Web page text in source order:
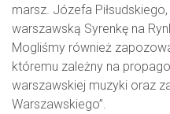
marsz. Józefa
warszawską Syrenkę na
Mogliśmy również
któremu zależny na
warszawskiej muzyki oraz
Warszawskiego”.